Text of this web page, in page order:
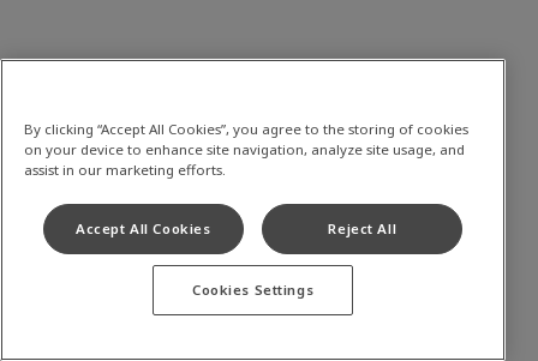
By clicking “Accept All Cookies”, you agree to the storing of cookies
on your device to enhance site navigation, analyze site usage, and
assist in our marketing efforts.
Accept All Cookies Reject All
Cookies Settings